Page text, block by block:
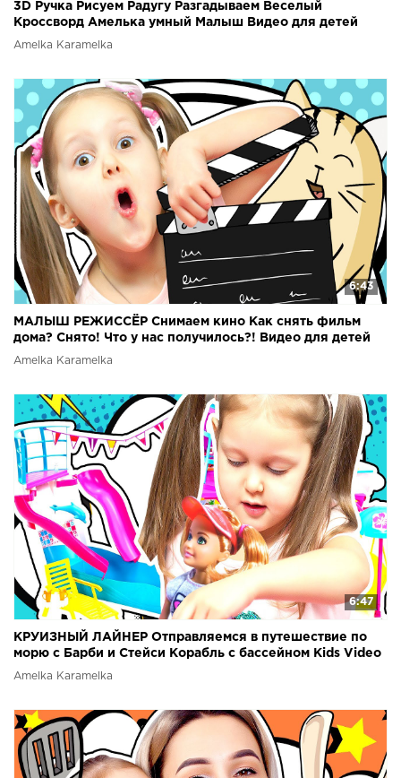
3D Ручка Рисуем Радугу Разгадываем Веселый
Кроссворд Амелька умный Малыш Видео для детей
Kids Video
Amelka Karamelka
6:43
МАЛЫШ РЕЖИССЁР Снимаем кино Как снять фильм
дома? Снято! Что у нас получилось?! Видео для детей
Amelka Karamelka
6:47
КРУИЗНЫЙ ЛАЙНЕР Отправляемся в путешествие по
морю с Барби и Стейси Корабль с бассейном Kids Video
Amelka Karamelka